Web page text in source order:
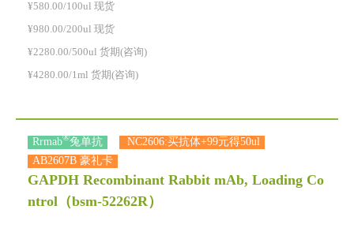
¥580.00/100ul 现货
¥980.00/200ul 现货
¥2280.00/500ul 货期(咨询)
¥4280.00/1ml 货期(咨询)
Rrmab®兔单抗
NC2606:买抗体+99元得50ul
AB2607B 豪礼卡
GAPDH Recombinant Rabbit mAb, Loading Co
ntrol （bsm-52262R）